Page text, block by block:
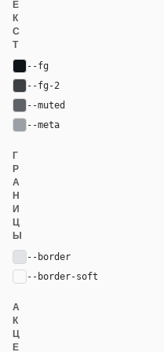
Е
К
С
Т
--fg
--fg-2
--muted
--meta
Г
Р
А
Н
И
Ц
Ы
--border
--border-soft
А
К
Ц
Е